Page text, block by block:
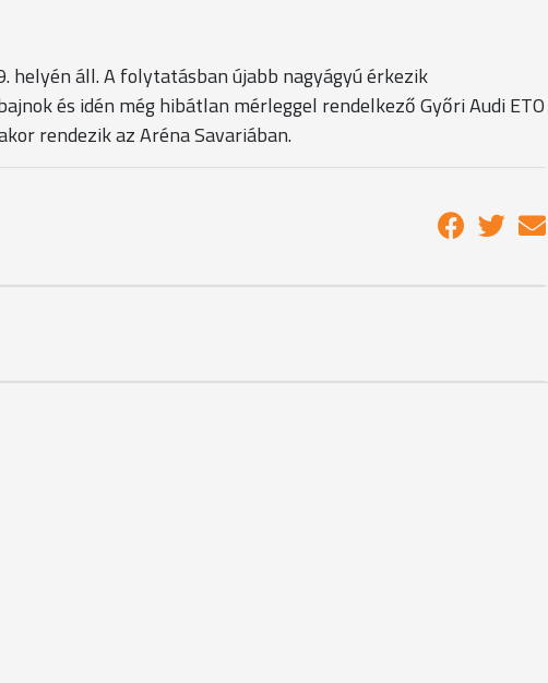
helyén áll. A folytatásban újabb nagyágyú érkezik
és idén még hibátlan mérleggel rendelkező Győri Audi ETO
rendezik az Aréna Savariában.